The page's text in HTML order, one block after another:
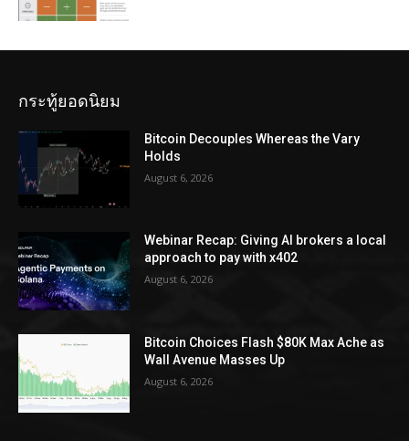
กระทู้ยอดนิยม
Bitcoin Decouples Whereas the Vary
Holds
August 6, 2026
Webinar Recap: Giving AI brokers a local
approach to pay with x402
August 6, 2026
Bitcoin Choices Flash $80K Max Ache as
Wall Avenue Masses Up
August 6, 2026